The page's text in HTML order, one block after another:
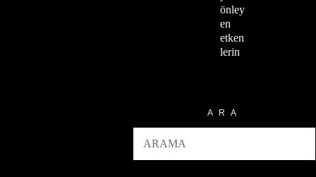
önley
en
etken
lerin
ARA